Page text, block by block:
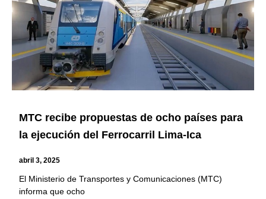
MTC recibe propuestas de ocho países para
la ejecución del Ferrocarril Lima-Ica
abril 3, 2025
El Ministerio de Transportes y Comunicaciones (MTC)
informa que ocho